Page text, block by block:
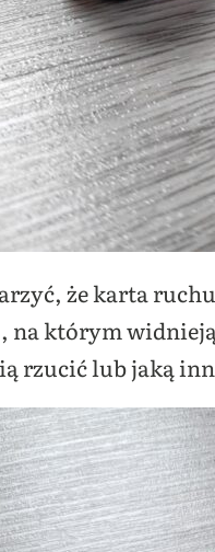
że karta
którym
rzucić lub jaką